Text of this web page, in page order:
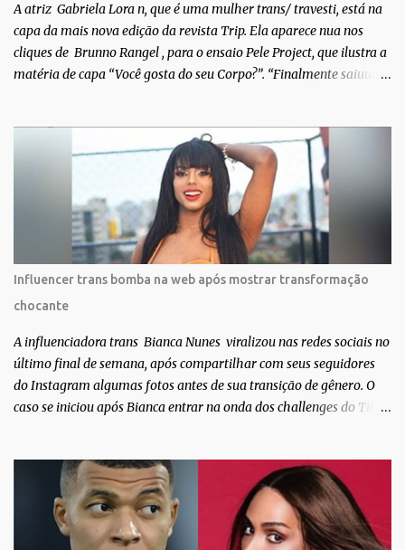
A atriz Gabriela Lora n, que é uma mulher trans/ travesti, está na
capa da mais nova edição da revista Trip. Ela aparece nua nos
cliques de Brunno Rangel , para o ensaio Pele Project, que ilustra a
matéria de capa “Você gosta do seu Corpo?”. “Finalmente saiuuu!!!
convidarem para esse projeto incrível, que fala acima de tudo
sobre amor. Todo carinho do mundo para a Dri da Trip que foi a
ponte disso tudo”, escreveu Gabriela. Gabriela classificou a capa
como linda e a matéria que envolvem 180 histórias (e corpos nus)
de gente que se apaixonou pela própria pele – como
extraordinária. O Pele Projetc tem como objetivo fotografar e
expor uma diversidade de corpos nus, ressaltando a beleza das
especificidades físicas. A atriz se tornou nacionalmente conhecida
após fazer uma participação especial na novela teen Malhação, da
TV Globo. Na trama, ela inte...
Influencer trans bomba na web após mostrar transformação
chocante
A influenciadora trans Bianca Nunes viralizou nas redes sociais no
último final de semana, após compartilhar com seus seguidores
do Instagram algumas fotos antes de sua transição de gênero. O
caso se iniciou após Bianca entrar na onda dos challenges do Tik
Bianca aparece ainda muito jovem e usando roupas masculinas,
após algumas fotos diferentes, ela finalmente aparece usando um
biquíni fio dental, com cabelo longo e seios. Através do Instagram,
a morena desabafou como foi passar um período da sua vida no